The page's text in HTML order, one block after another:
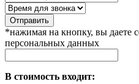
Отправить
*нажимая на кнопку, вы даете
персональных данных
В стоимость входит: